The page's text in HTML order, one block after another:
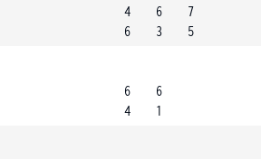
4
6
6
3
7
5
6
4
6
1